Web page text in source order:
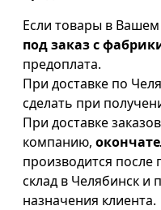
Если товары в Вашем
под заказ с
предоплата.
При доставке по
сделать при
При доставке
компанию,
производится после
склад в Челябинск и
назначения клиента.